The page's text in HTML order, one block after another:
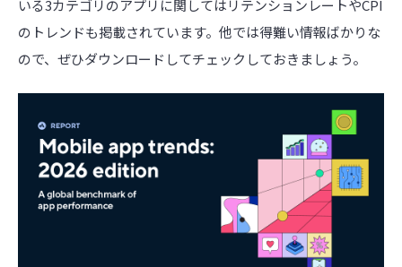
いる3カテゴリのアプリに関してはリテンションレートやCPI
のトレンドも掲載されています。他では得難い情報ばかりな
ので、ぜひダウンロードしてチェックしておきましょう。